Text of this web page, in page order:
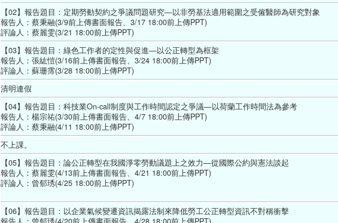
【02】報告題目：定期勞動契約之爭議問題研究—以非勞基法適用範圍之受僱醫師為研究對象
報告人：蔡秉融(3/9前上傳書面報告、3/17 18:00前上傳PPT)
評論人：蔡麗雯(3/21 18:00前上傳PPT)
【03】報告題目：綠色工作者的定性與促進—以公正轉型為框架
報告人：張紘愷(3/16前上傳書面報告、3/24 18:00前上傳PPT)
評論人：蘇珊霈(3/28 18:00前上傳PPT)
清明連假
【04】報告題目：科技業On-call制度與工作時間認定之爭議—以荷蘭工作時間法為參考
報告人：楊宗祐(3/30前上傳書面報告、4/7 18:00前上傳PPT)
評論人：蔡秉融(4/11 18:00前上傳PPT)
不上課。
【05】報告題目：論公正轉型在我國淨零勞動議題上之效力—從國際公約與憲法談起
報告人：蔡麗雯(4/13前上傳書面報告、4/21 18:00前上傳PPT)
評論人：曾郁琇(4/25 18:00前上傳PPT)
【06】報告題目：以企業氣候變遷資訊揭露法制來降低勞工公正轉型資訊不對稱衝擊